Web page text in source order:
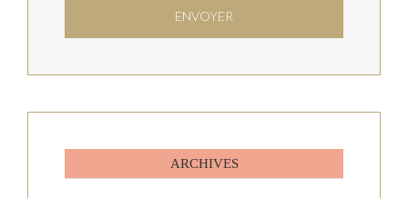
ARCHIVES